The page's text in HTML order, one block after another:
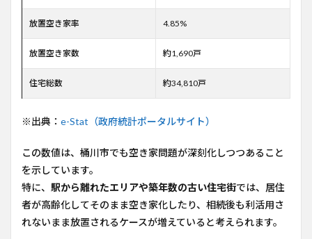
放置空き家率 4.85%
放置空き家数 約1,690戸
住宅総数 約34,810戸
※出典： e-Stat（政府統計ポータルサイト）
この数値は、桶川市でも空き家問題が深刻化しつつあること
を示しています。
特に、 駅から離れたエリアや築年数の古い住宅街では、居住
者が高齢化してそのまま空き家化したり、相続後も利活用さ
れないまま放置されるケースが増えていると考えられます。